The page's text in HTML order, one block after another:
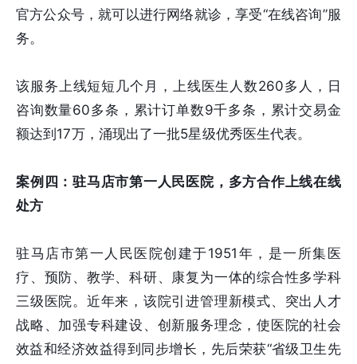
官方公众号，就可以进行网络就诊，享受“在线咨询”服
务。
该服务上线短短几个月，上线医生人数260多人，日
咨询数量60多条，累计订单数9千多条，累计交易金
额达到17万，涌现出了一批5星级优秀医生代表。
案例四：驻马店市第一人民医院，多方合作上线在线
处方
驻马店市第一人民医院创建于1951年，是一所集医
疗、预防、教学、科研、康复为一体的综合性多学科
三级医院。近年来，该院引进管理新模式、突出人才
战略、加强专科建设、创新服务理念，使医院的社会
效益和经济效益得到同步增长，先后荣获“省级卫生先